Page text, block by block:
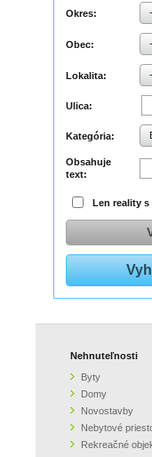
Okres:
Obec:
Lokalita:
Ulica:
Kategória:
Obsahuje
text:
Len reality
Nehnuteľnosti
Byty
Domy
Novostavby
Nebytové
Rekreačné